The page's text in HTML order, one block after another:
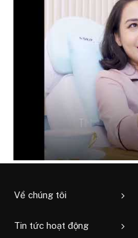
Về chúng tôi
Tin tức hoạt động